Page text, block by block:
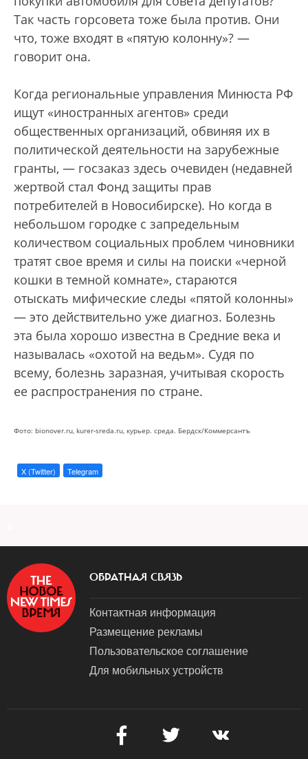
Так часть горсовета тоже была против. Они
что, тоже входят в «пятую колонну»? —
говорит она.
Когда региональные управления Минюста РФ
ищут «иностранных агентов» среди
общественных организаций, обвиняя их в
политической деятельности на зарубежные
гранты, — госзаказ здесь очевиден (недавней
жертвой стал Фонд защиты прав
потребителей в Новосибирске). Но когда в
небольшом городке с запредельным
количеством социальных проблем чиновники
тратят свое время и силы на поиски «черной
кошки в темной комнате», стараются
отыскать мифические следы «пятой колонны»
— это действительно уже диагноз. Болезнь
эта была хорошо известна в Средние века и
называлась «охотой на ведьм». Судя по
всему, болезнь заразная, учитывая скорость
ее распространения по стране.
Фото: bionover.ru, kurer-sreda.ru, курьер. среда. Бердск/Коммерсантъ
X (Twitter) Telegram
ОБРАТНАЯ СВЯЗЬ
Контактная информация
Размещение рекламы
Пользовательское соглашение
Для мобильных устройств